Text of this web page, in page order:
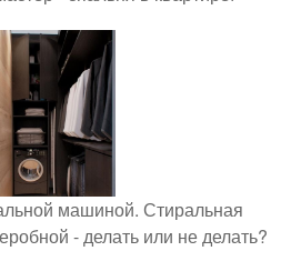
машиной. Стиральная
- делать или не делать?